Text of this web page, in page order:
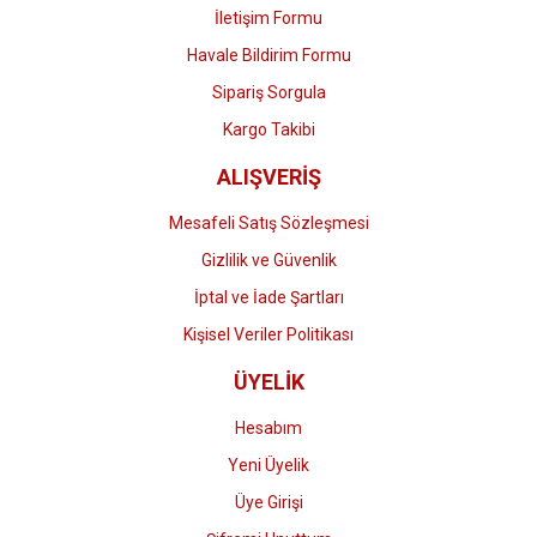
Gönder
İletişim Formu
Havale Bildirim Formu
Sipariş Sorgula
Kargo Takibi
ALIŞVERİŞ
Mesafeli Satış Sözleşmesi
Gizlilik ve Güvenlik
İptal ve İade Şartları
Kişisel Veriler Politikası
ÜYELİK
Hesabım
Yeni Üyelik
Üye Girişi